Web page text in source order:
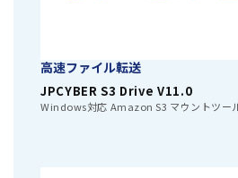
高速ファイル転送
JPCYBER S3 Drive V11.0
Windows対応 Amazon S3 マウントツー